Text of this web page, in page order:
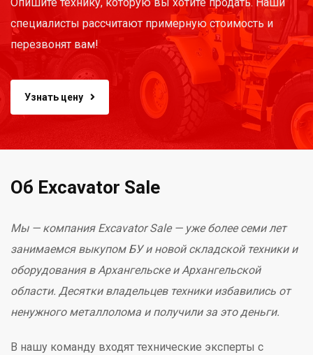
специалисты рассчитают примерную стоимость и
перезвонят вам!
Узнать цену
Об Excavator Sale
Мы — компания Excavator Sale — уже более семи лет
занимаемся выкупом БУ и новой складской техники и
оборудования в Архангельске и Архангельской
области. Десятки владельцев техники избавились от
ненужного металлолома и получили за это деньги.
В нашу команду входят технические эксперты с